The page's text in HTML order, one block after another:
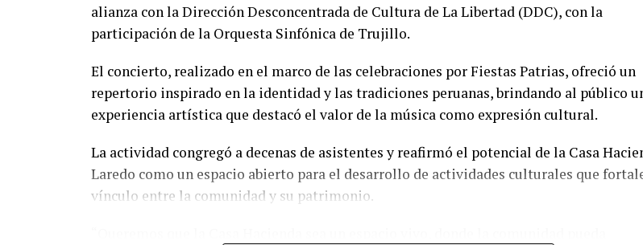
alianza con la Dirección Desconcentrada de Cultura de La Libertad (DDC), con la
participación de la Orquesta Sinfónica de Trujillo.
El concierto, realizado en el marco de las celebraciones por Fiestas Patrias, ofreció un
repertorio inspirado en la identidad y las tradiciones peruanas, brindando al público
experiencia artística que destacó el valor de la música como expresión cultural.
La actividad congregó a decenas de asistentes y reafirmó el potencial de la Casa
Laredo como un espacio abierto para el desarrollo de actividades culturales que
vínculo entre la comunidad y su patrimonio.